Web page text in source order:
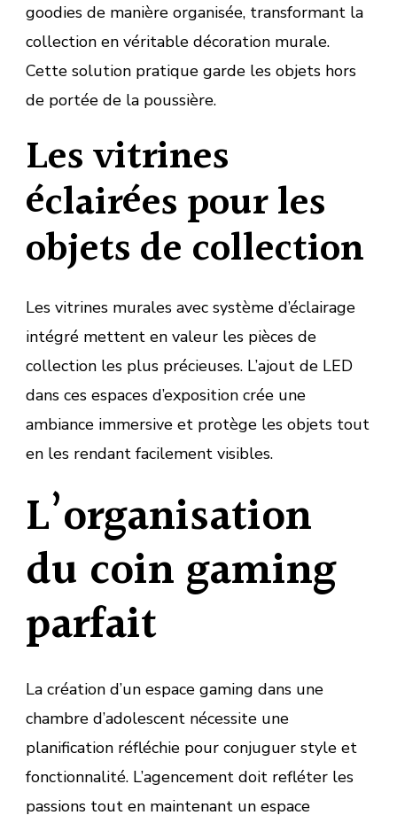
goodies de manière organisée, transformant la
collection en véritable décoration murale.
Cette solution pratique garde les objets hors
de portée de la poussière.
Les vitrines
éclairées pour les
objets de collection
Les vitrines murales avec système d’éclairage
intégré mettent en valeur les pièces de
collection les plus précieuses. L’ajout de LED
dans ces espaces d’exposition crée une
ambiance immersive et protège les objets tout
en les rendant facilement visibles.
L’organisation
du coin gaming
parfait
La création d’un espace gaming dans une
chambre d’adolescent nécessite une
planification réfléchie pour conjuguer style et
fonctionnalité. L’agencement doit refléter les
passions tout en maintenant un espace